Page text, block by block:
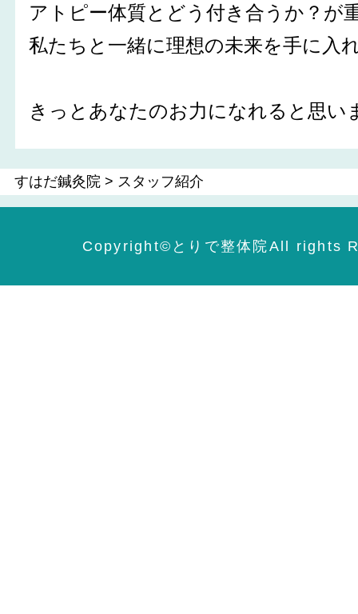
アトピー体質とどう付き合うか？が
私たちと一緒に理想の未来を手に入
きっとあなたのお力になれると思い
すはだ鍼灸院> スタッフ紹介
Copyright©️とりで整体院All rights